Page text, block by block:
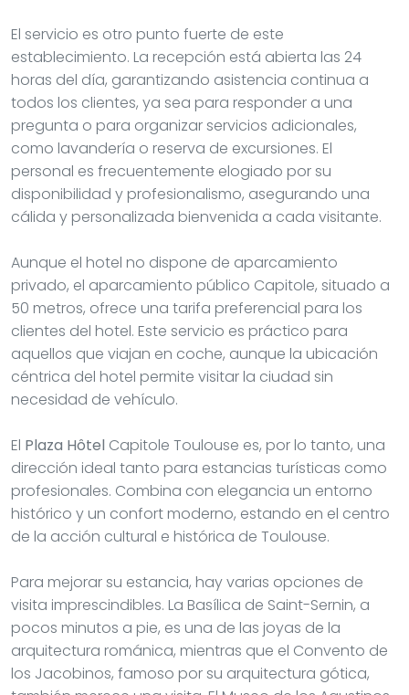
El servicio es otro punto fuerte de este
establecimiento. La recepción está abierta las 24
horas del día, garantizando asistencia continua a
todos los clientes, ya sea para responder a una
pregunta o para organizar servicios adicionales,
como lavandería o reserva de excursiones. El
personal es frecuentemente elogiado por su
disponibilidad y profesionalismo, asegurando una
cálida y personalizada bienvenida a cada visitante.
Aunque el hotel no dispone de aparcamiento
privado, el aparcamiento público Capitole, situado a
50 metros, ofrece una tarifa preferencial para los
clientes del hotel. Este servicio es práctico para
aquellos que viajan en coche, aunque la ubicación
céntrica del hotel permite visitar la ciudad sin
necesidad de vehículo.
El Plaza Hôtel Capitole Toulouse es, por lo tanto, una
dirección ideal tanto para estancias turísticas como
profesionales. Combina con elegancia un entorno
histórico y un confort moderno, estando en el centro
de la acción cultural e histórica de Toulouse.
Para mejorar su estancia, hay varias opciones de
visita imprescindibles. La Basílica de Saint-Sernin, a
pocos minutos a pie, es una de las joyas de la
arquitectura románica, mientras que el Convento de
los Jacobinos, famoso por su arquitectura gótica,